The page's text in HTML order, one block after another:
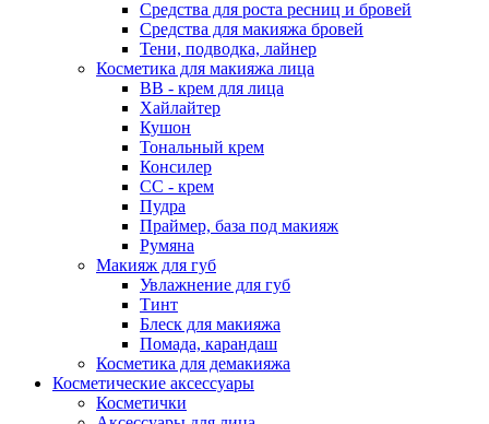
Средства для роста ресниц и бровей
Средства для макияжа бровей
Тени, подводка, лайнер
Косметика для макияжа лица
ВВ - крем для лица
Хайлайтер
Кушон
Тональный крем
Консилер
СС - крем
Пудра
Праймер, база под макияж
Румяна
Макияж для губ
Увлажнение для губ
Тинт
Блеск для макияжа
Помада, карандаш
Косметика для демакияжа
Косметические аксессуары
Косметички